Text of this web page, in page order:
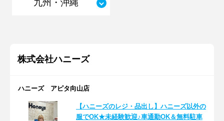
九州・沖縄
株式会社ハニーズ
ハニーズ アピタ向山店
【ハニーズのレジ・品出し】ハニーズ以外の
服でOK★未経験歓迎♪車通勤OK＆無料駐車